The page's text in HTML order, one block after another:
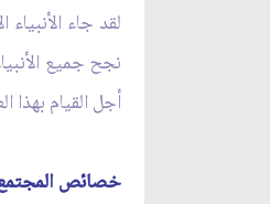
لقد جاء
نجح جميع
أجل القيام بهذا
خصائص